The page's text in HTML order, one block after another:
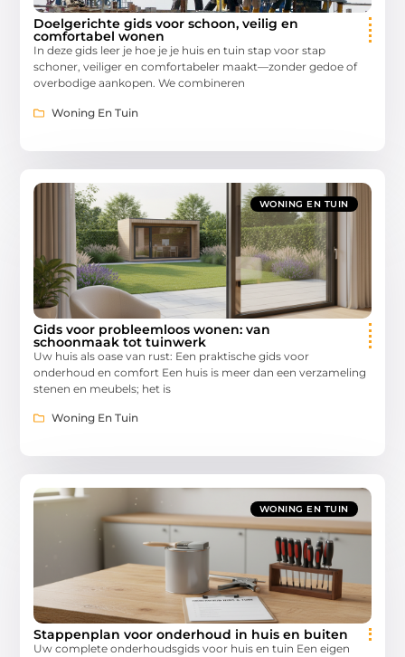
Doelgerichte gids voor schoon, veilig en
comfortabel wonen
In deze gids leer je hoe je je huis en tuin stap voor stap
schoner, veiliger en comfortabeler maakt—zonder gedoe of
overbodige aankopen. We combineren
Woning En Tuin
WONING EN TUIN
Gids voor probleemloos wonen: van
schoonmaak tot tuinwerk
Uw huis als oase van rust: Een praktische gids voor
onderhoud en comfort Een huis is meer dan een verzameling
stenen en meubels; het is
Woning En Tuin
WONING EN TUIN
Stappenplan voor onderhoud in huis en buiten
Uw complete onderhoudsgids voor huis en tuin Een eigen